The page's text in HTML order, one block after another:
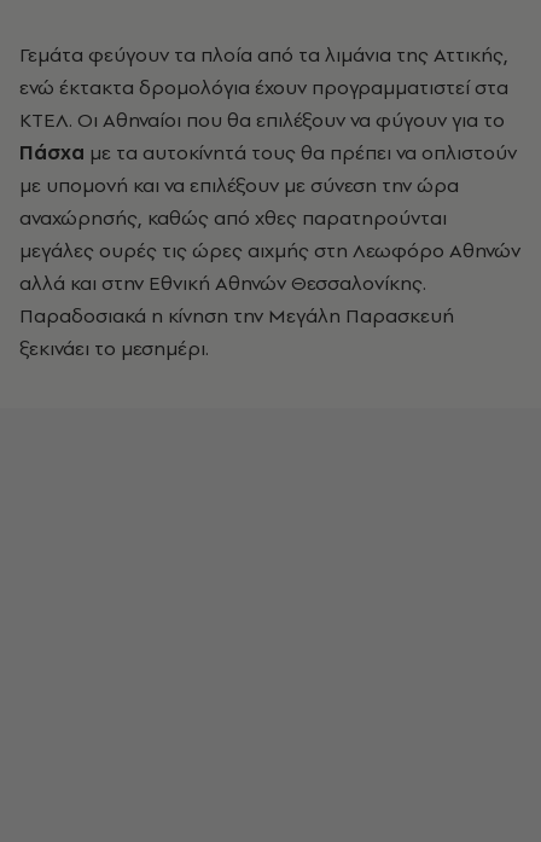
Γεμάτα φεύγουν τα πλοία από τα λιμάνια της Αττικής,
ενώ έκτακτα δρομολόγια έχουν προγραμματιστεί στα
ΚΤΕΛ. Οι Αθηναίοι που θα επιλέξουν να φύγουν για το
Πάσχα με τα αυτοκίνητά τους θα πρέπει να οπλιστούν
με υπομονή και να επιλέξουν με σύνεση την ώρα
αναχώρησής, καθώς από χθες παρατηρούνται
μεγάλες ουρές τις ώρες αιχμής στη Λεωφόρο Αθηνών
αλλά και στην Εθνική Αθηνών Θεσσαλονίκης.
Παραδοσιακά η κίνηση την Μεγάλη Παρασκευή
ξεκινάει το μεσημέρι.